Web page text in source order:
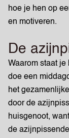
hoe je hen op
en motiveren.
De
Waarom staat
doe een
het
door de
huisgenoot,
de